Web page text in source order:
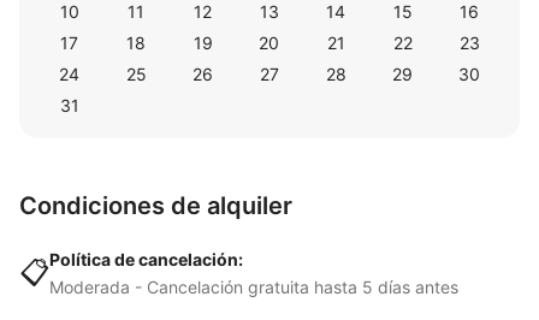
10
11 12 13 14 15
16
17
18 19 20 21 22
23
24
25 26 27 28 29
30
31
Condiciones de alquiler
📋Política de cancelación:
Moderada - Cancelación gratuita hasta 5 días antes